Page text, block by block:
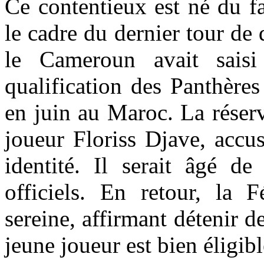
Ce contentieux est né du
le cadre du dernier tour
le Cameroun avait
qualification des
en juin au Maroc. La
joueur Floriss Djave,
identité. Il serait âgé
officiels. En retour, la
sereine, affirmant détenir
jeune joueur est bien